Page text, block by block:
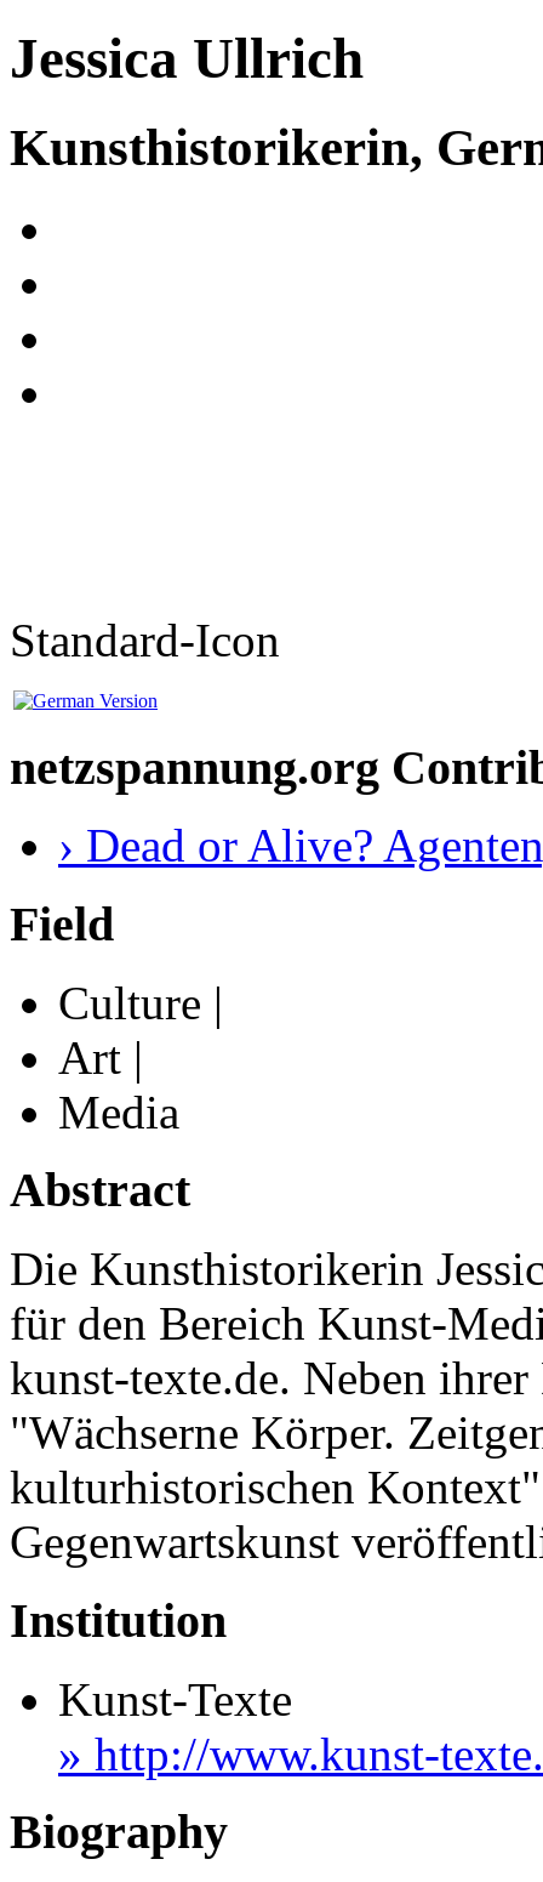
Jessica Ullrich
Kunsthistorikerin,
Standard-Icon
netzspannung.org
› Dead or Alive?
Field
Culture |
Art |
Media
Abstract
Die Kunsthistorikerin
für den Bereich Kunst-
kunst-texte.de. Neben
"Wächserne Körper.
kulturhistorischen
Gegenwartskunst
Institution
Kunst-Texte
» http://www.kunst-
Biography